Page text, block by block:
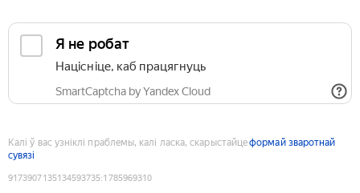
Я не робат
Націсніце, каб працягнуць
SmartCaptcha by Yandex Cloud
Калі ў вас узніклі праблемы, калі ласка, скарыстайцеформай зваротнай
сувязі
9173907135134593735:1785969310